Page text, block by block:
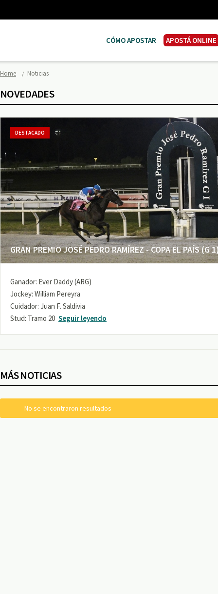
CÓMO APOSTAR APOSTÁ ONLINE
Home Noticias
NOVEDADES
GRAN PREMIO JOSÉ PEDRO RAMÍREZ - COPA EL PAÍS (G
DESTACADO
Ganador: Ever Daddy (ARG)
Jockey: William Pereyra
Cuidador: Juan F. Saldivia
Stud: Tramo 20 Seguir leyendo
MÁS NOTICIAS
No se encontraron resultados